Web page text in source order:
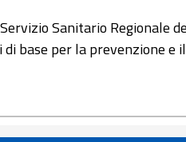
Sanitario Regionale
di base per la prevenzione